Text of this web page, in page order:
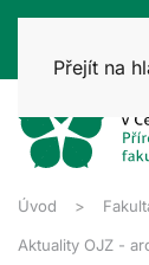
Přejít na
Úvod
Aktuality OJZ -